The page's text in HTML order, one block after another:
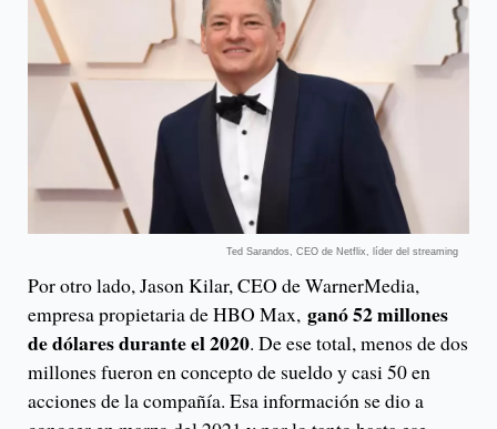
Ted Sarandos, CEO de Netflix, líder del streaming
Por otro lado, Jason Kilar, CEO de WarnerMedia,
empresa propietaria de HBO Max, ganó 52 millones
de dólares durante el 2020. De ese total, menos de dos
millones fueron en concepto de sueldo y casi 50 en
acciones de la compañía. Esa información se dio a